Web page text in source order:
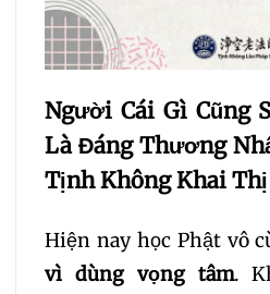
Người Cái Gì Cũng
Là Đáng Thương
Tịnh Không Khai Thị
Hiện nay học Phật vô
vì dùng vọng tâm.